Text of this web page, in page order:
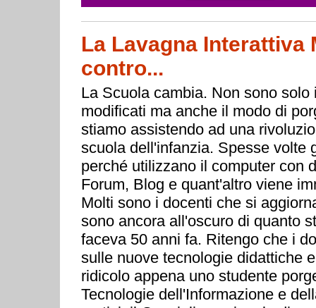
La Lavagna Interattiva
contro...
La Scuola cambia. Non sono
modificati ma anche il modo di
stiamo assistendo ad una
scuola dell'infanzia. Spesse volte
perché utilizzano il computer con
Forum, Blog e quant'altro viene
Molti sono i docenti che si
sono ancora all'oscuro di quanto
faceva 50 anni fa. Ritengo che i
sulle nuove tecnologie didattiche
ridicolo appena uno studente
Tecnologie dell'Informazione e